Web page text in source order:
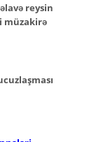
reysin
müzakirə